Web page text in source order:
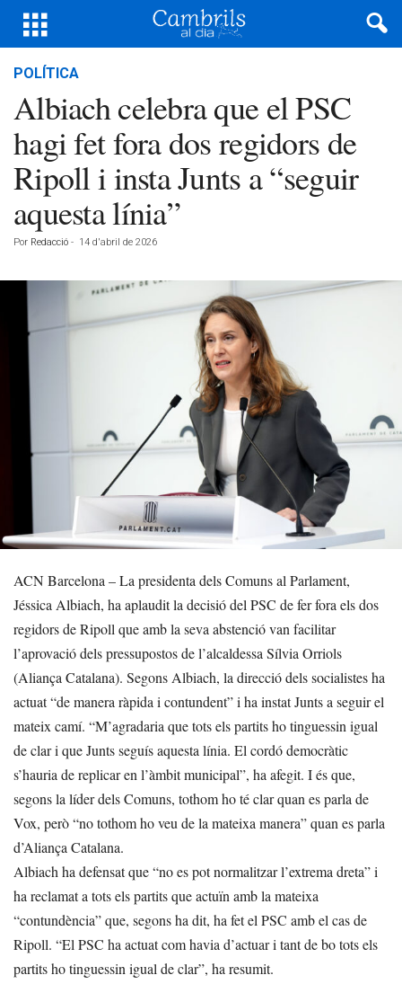
POLÍTICA
Albiach celebra que el PSC
hagi fet fora dos regidors de
Ripoll i insta Junts a “seguir
aquesta línia”
Por Redacció - 14 d'abril de 2026
ACN Barcelona – La presidenta dels Comuns al Parlament,
Jéssica Albiach, ha aplaudit la decisió del PSC de fer fora els dos
regidors de Ripoll que amb la seva abstenció van facilitar
l’aprovació dels pressupostos de l’alcaldessa Sílvia Orriols
(Aliança Catalana). Segons Albiach, la direcció dels socialistes ha
actuat “de manera ràpida i contundent” i ha instat Junts a seguir el
mateix camí. “M’agradaria que tots els partits ho tinguessin igual
de clar i que Junts seguís aquesta línia. El cordó democràtic
s’hauria de replicar en l’àmbit municipal”, ha afegit. I és que,
segons la líder dels Comuns, tothom ho té clar quan es parla de
Vox, però “no tothom ho veu de la mateixa manera” quan es parla
d’Aliança Catalana.
Albiach ha defensat que “no es pot normalitzar l’extrema dreta” i
ha reclamat a tots els partits que actuïn amb la mateixa
“contundència” que, segons ha dit, ha fet el PSC amb el cas de
Ripoll. “El PSC ha actuat com havia d’actuar i tant de bo tots els
partits ho tinguessin igual de clar”, ha resumit.